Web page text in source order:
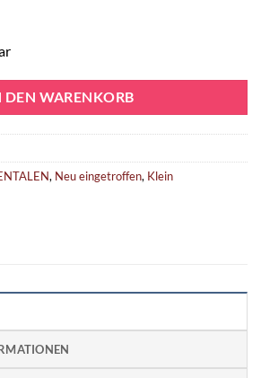
DEN WARENKORB
, Neu eingetroffen, Klein